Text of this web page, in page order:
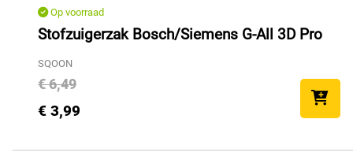
Op voorraad
Stofzuigerzak Bosch/Siemens G-All 3D Pro
SQOON
€ 6,49
€ 3,99